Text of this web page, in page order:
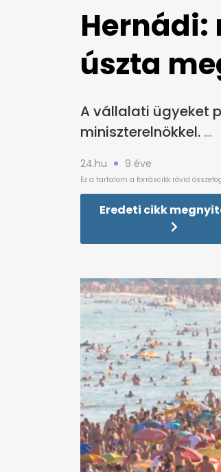
úszta
A vállalati ügyeket
miniszterelnökkel.
24.hu 9 éve
Eredeti cikk